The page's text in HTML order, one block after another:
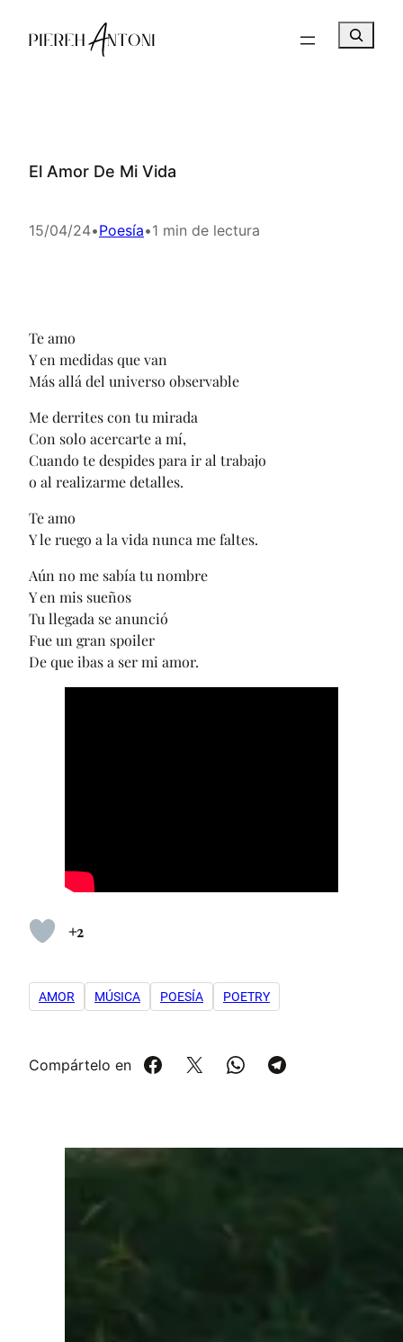
u
El Amor De Mi Vida
15/04/24•Poesía•1 min de lectura
Te amo
Y en medidas que van
Más allá del universo observable
Me derrites con tu mirada
Con solo acercarte a mí,
Cuando te despides para ir al trabajo
o al realizarme detalles.
Te amo
Y le ruego a la vida nunca me faltes.
Aún no me sabía tu nombre
Y en mis sueños
Tu llegada se anunció
Fue un gran spoiler
De que ibas a ser mi amor.
+2
AMOR MÚSICA POESÍA POETRY
Compártelo en